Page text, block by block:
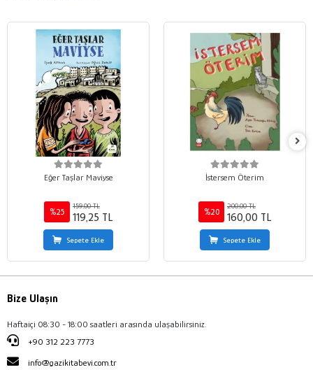
Eğer Taşlar Maviyse
%25
159,00 TL
119,25 TL
Sepete Ekle
İstersem Öterim
%20
200,00 TL
160,00 TL
Sepete Ekle
Bize Ulaşın
Haftaiçi 08:30 - 18:00 saatleri arasında ulaşabilirsiniz.
+90 312 223 7773
info@gazikitabevi.com.tr